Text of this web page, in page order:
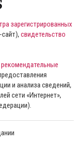
зарегистрированных
свидетельство
рекомендательные
и анализа сведений,
сети «Интернет»,